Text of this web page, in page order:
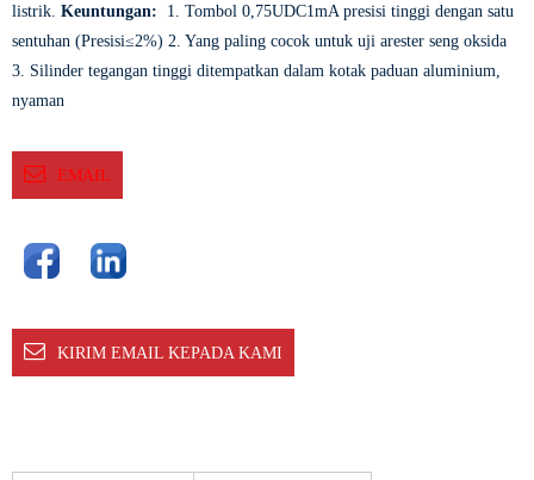
listrik. Keuntungan:
1. Tombol 0,75UDC1mA presisi tinggi dengan satu
sentuhan (Presisi≤2%) 2. Yang paling cocok untuk uji arester seng oksida
3. Silinder tegangan tinggi ditempatkan dalam kotak paduan aluminium,
nyaman
EMAIL
KIRIM EMAIL KEPADA KAMI